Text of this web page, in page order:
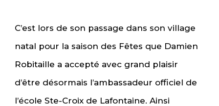
C’est lors de son passage dans son village
natal pour la saison des Fêtes que Damien
Robitaille a accepté avec grand plaisir
d’être désormais l’ambassadeur officiel de
l’école Ste-Croix de Lafontaine. Ainsi